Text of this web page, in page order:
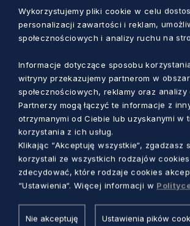
WIADOMOŚCI
Super Dzielnicowy 2026.
bohatera swojej dzielnicy!
Anna Skrzynecka
Wykorzystujemy pliki cookie w celu
personalizacji zawartości i reklam,
społecznościowych i analizy ruchu na
Informacje dotyczące sposobu
witryny przekazujemy partnerom w
społecznościowych, reklamy oraz analizy
Partnerzy mogą łączyć te informacje z
otrzymanymi od Ciebie lub uzyskanymi w
korzystania z ich usług.
Klikając “Akceptuję wszystkie“, zgadzasz
korzystali ze wszystkich rodzajów
zdecydować, które rodzaje cookies
“Ustawienia“. Więcej informacji w
Nie akceptuję Ustawienia pików